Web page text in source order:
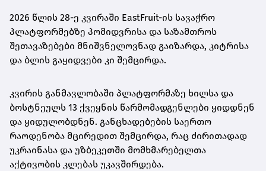
2026 წლის 28-ე კვირაში EastFruit-ის სავაჭრო
პლატფორმებზე პომიდვრისა და საზამთროს
შეთავაზებები მნიშვნელოვნად გაიზარდა, კიტრისა
და ბლის გაყიდვები კი შემცირდა.
კვირის განმავლობაში პლატფორმაზე ხილსა და
ბოსტნეულს 13 ქვეყნის წარმომადგენლები ყიდდნენ
და ყიდულობდნენ. განცხადებების საერთო
რაოდენობა მცირედით შემცირდა, რაც ძირითადად
უკრაინასა და უზბეკეთში მომხმარებელთა
აქტივობის კლებას უკავშირდება.